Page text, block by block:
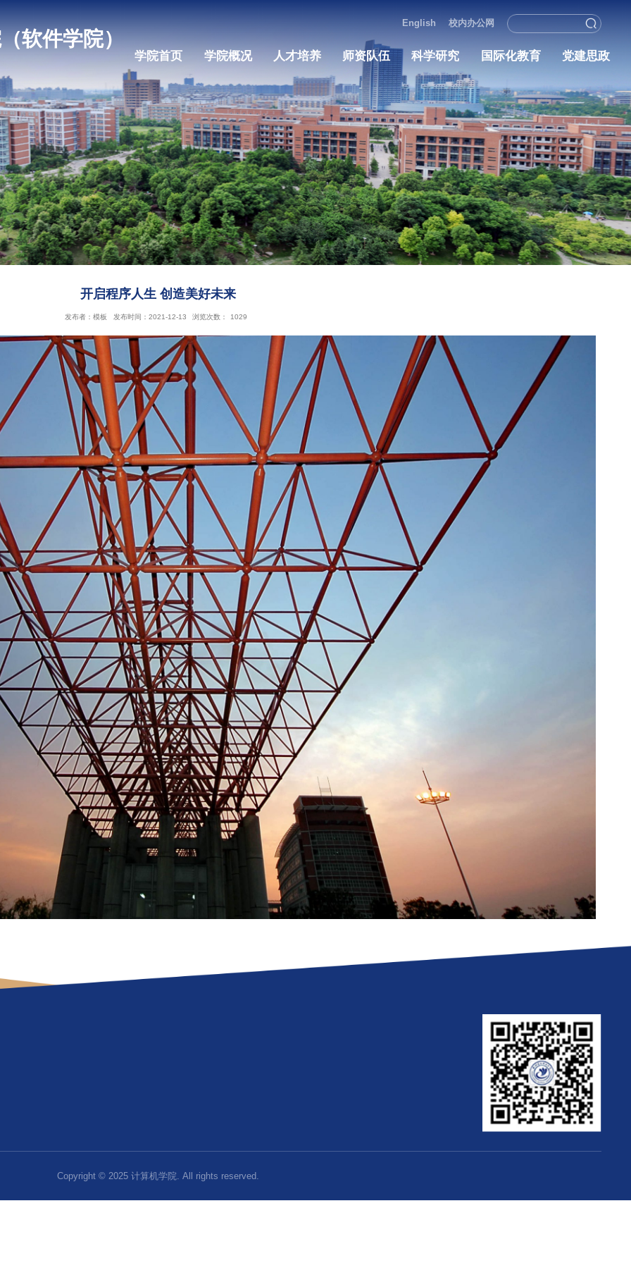
学院（软件学院）
校内办
学院首页 人才培养 师资队伍 科学研究
开启程序人生 创造美好未来
发布者：模板 发布时间：2021-12-13 浏览次数： 1029